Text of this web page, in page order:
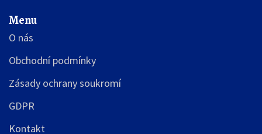
Menu
O nás
Obchodní podmínky
Zásady ochrany soukromí
GDPR
Kontakt